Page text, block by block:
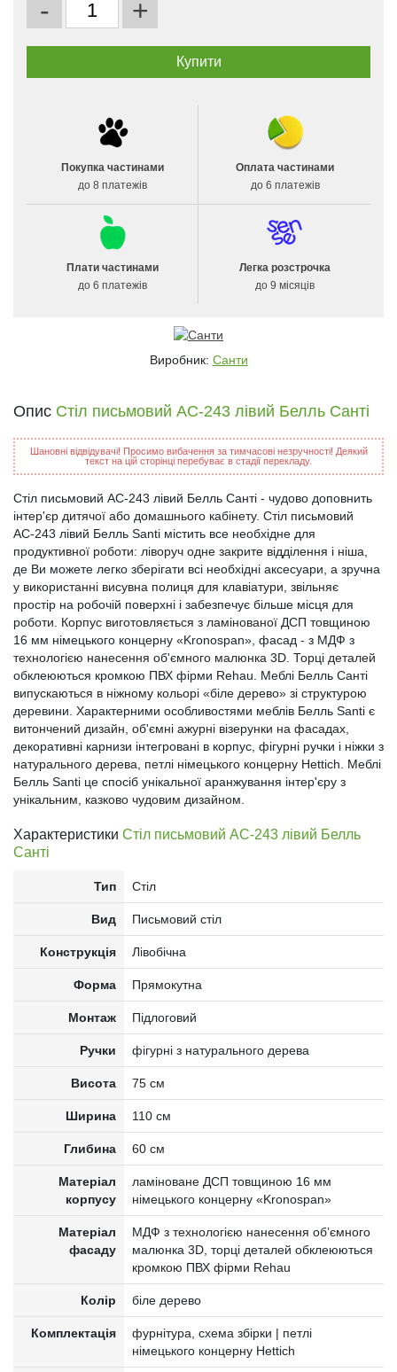
- +
Покупка частинами
до 8 платежів
Оплата частинами
до 6 платежів
Плати частинами
до 6 платежів
Легка розстрочка
до 9 місяців
Виробник: Санти
Опис Стіл письмовий АС-243 лівий Белль Санті
Шановні відвідувачі! Просимо вибачення за тимчасові незручності! Деякий
текст на цій сторінці перебуває в стадії перекладу.
Стіл письмовий АС-243 лівий Белль Санті - чудово доповнить
інтер'єр дитячої або домашнього кабінету. Стіл письмовий
АС-243 лівий Белль Santi містить все необхідне для
продуктивної роботи: ліворуч одне закрите відділення і ніша,
де Ви можете легко зберігати всі необхідні аксесуари, а зручна
у використанні висувна полиця для клавіатури, звільняє
простір на робочій поверхні і забезпечує більше місця для
роботи. Корпус виготовляється з ламінованої ДСП товщиною
16 мм німецького концерну «Kronospan», фасад - з МДФ з
технологією нанесення об'ємного малюнка 3D. Торці деталей
обклеюються кромкою ПВХ фірми Rehau. Меблі Белль Санті
випускаються в ніжному кольорі «біле дерево» зі структурою
деревини. Характерними особливостями меблів Белль Santi є
витончений дизайн, об'ємні ажурні візерунки на фасадах,
декоративні карнизи інтегровані в корпус, фігурні ручки і ніжки з
натурального дерева, петлі німецького концерну Hettich. Меблі
Белль Santi це спосіб унікальної аранжування інтер'єру з
унікальним, казково чудовим дизайном.
Характеристики Стіл письмовий АС-243 лівий Белль
Санті
Тип Стіл
Вид Письмовий стіл
Конструкція Лівобічна
Форма Прямокутна
Монтаж Підлоговий
Ручки фігурні з натурального дерева
Висота 75 см
Ширина 110 см
Глибина 60 см
Матеріал
корпусу
ламіноване ДСП товщиною 16 мм
німецького концерну «Kronospan»
Матеріал
фасаду
МДФ з технологією нанесення об’ємного
малюнка 3D, торці деталей обклеюються
кромкою ПВХ фірми Rehau
Колір біле дерево
Комплектація
фурнітура, схема збірки | петлі
німецького концерну Hettich